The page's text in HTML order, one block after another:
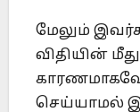
மேலும்
விதியின்
செய்யாமல்